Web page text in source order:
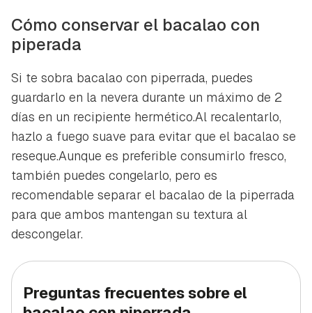
Cómo conservar el bacalao con
piperada
Si te sobra bacalao con piperrada, puedes
guardarlo en la nevera durante un máximo de 2
días en un recipiente hermético.Al recalentarlo,
hazlo a fuego suave para evitar que el bacalao se
reseque.Aunque es preferible consumirlo fresco,
también puedes congelarlo, pero es
recomendable separar el bacalao de la piperrada
para que ambos mantengan su textura al
descongelar.
Preguntas frecuentes sobre el